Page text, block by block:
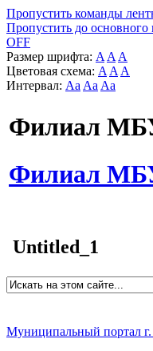
Пропустить команды
Пропустить до основного
OFF
Размер шрифта: A A A
Цветовая схема: A A A
Интервал: Aa Aa Aa
Филиал
Филиал
Untitled_1
Муниципальный портал